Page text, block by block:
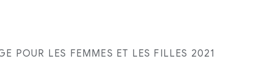
POUR LES FEMMES ET LES FILLES 2021